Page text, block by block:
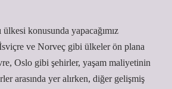
ülkesi konusunda yapacağımız
ve Norveç gibi ülkeler ön plana
Oslo gibi şehirler, yaşam maliyetinin
arasında yer alırken, diğer gelişmiş